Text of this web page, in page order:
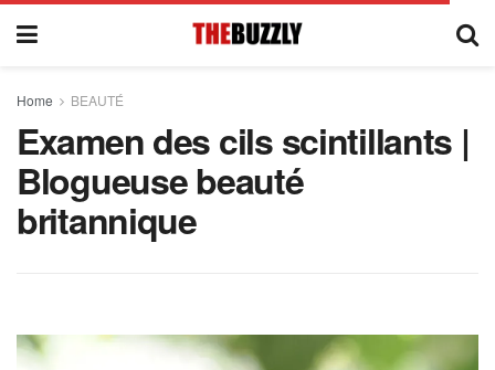
Home BEAUTÉ
Examen des cils scintillants |
Blogueuse beauté
britannique